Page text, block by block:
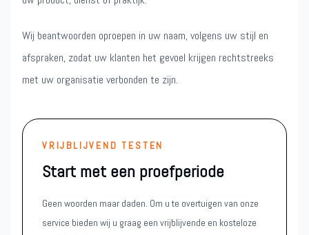
Wij beantwoorden oproepen in uw naam, volgens uw stijl en
afspraken, zodat uw klanten het gevoel krijgen rechtstreeks
met uw organisatie verbonden te zijn.
VRIJBLIJVEND TESTEN
Start met een proefperiode
Geen woorden maar daden. Om u te overtuigen van onze
service bieden wij u graag een vrijblijvende en kosteloze